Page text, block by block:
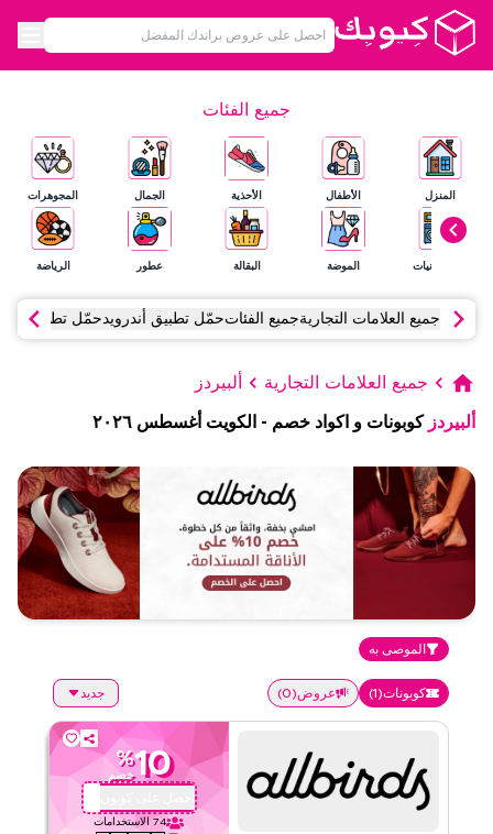
جميع الفئات
المنزل
الإلكترونيات
الأطفال
الموضة
الأحذية
البقالة
الجمال
عطور
المجوهرات
الرياضة
جميع العلامات التجاريةجميع الفئاتحمّل تطبيق أندرويدحمّل تطبيق آي
جميع العلامات التجارية ألبيردز
ألبيردز كوبونات و اكواد خصم - الكويت أغسطس ٢٠٢٦
الموصى به
كوبونات(
1
) عروض(
0
) جديد
10
%
خصم
احصل على كوبون
74 الاستخدامات